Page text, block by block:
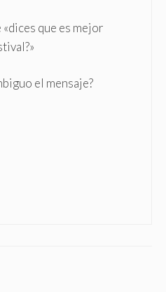
que es mejor
el mensaje?